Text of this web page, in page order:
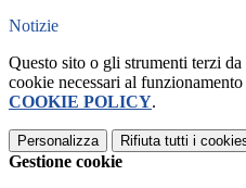
Notizie
Questo sito o gli strumenti terzi
cookie necessari al
COOKIE POLICY.
Personalizza Rifiuta tutti i
Gestione cookie